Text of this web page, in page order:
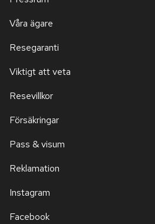
Våra ägare
Resegaranti
Viktigt att veta
Resevillkor
Försäkringar
Pass & visum
Reklamation
Instagram
Facebook